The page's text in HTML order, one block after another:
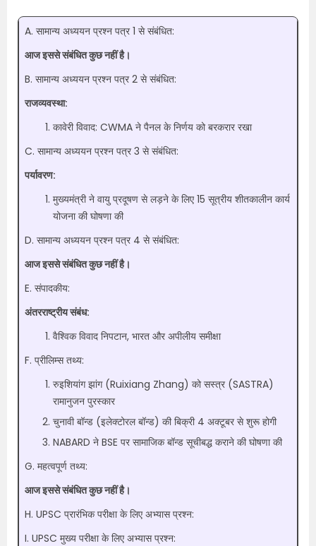
A. सामान्य अध्ययन प्रश्न पत्र 1 से संबंधित:
आज इससे संबंधित कुछ नहीं है।
B. सामान्य अध्ययन प्रश्न पत्र 2 से संबंधित:
राजव्यवस्था:
कावेरी विवाद: CWMA ने पैनल के निर्णय को बरकरार रखा
C. सामान्य अध्ययन प्रश्न पत्र 3 से संबंधित:
पर्यावरण:
मुख्यमंत्री ने वायु प्रदूषण से लड़ने के लिए 15 सूत्रीय शीतकालीन कार्य
योजना की घोषणा की
D. सामान्य अध्ययन प्रश्न पत्र 4 से संबंधित:
आज इससे संबंधित कुछ नहीं है।
E. संपादकीय:
अंतरराष्ट्रीय संबंध:
वैश्विक विवाद निपटान, भारत और अपीलीय समीक्षा
F. प्रीलिम्स तथ्य:
रुइशियांग झांग (Ruixiang Zhang) को सस्त्र (SASTRA)
रामानुजन पुरस्कार
चुनावी बॉन्ड (इलेक्टोरल बॉन्ड) की बिक्री 4 अक्टूबर से शुरू होगी
NABARD ने BSE पर सामाजिक बॉन्ड सूचीबद्ध कराने की घोषणा की
G. महत्वपूर्ण तथ्य:
आज इससे संबंधित कुछ नहीं है।
H. UPSC प्रारंभिक परीक्षा के लिए अभ्यास प्रश्न:
I. UPSC मुख्य परीक्षा के लिए अभ्यास प्रश्न: